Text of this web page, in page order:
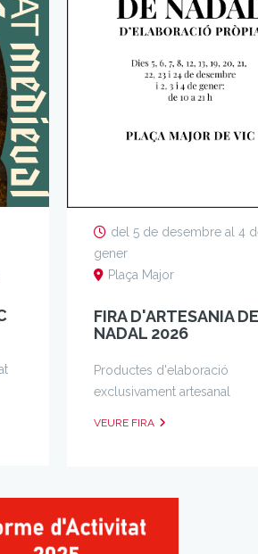
del 5 de desembre al 4
gener
Plaça Major
FIRA D'ARTESANIA DE
NADAL 2026
Productes d'elaboració
exclusivament artesanal
VEURE FIRA